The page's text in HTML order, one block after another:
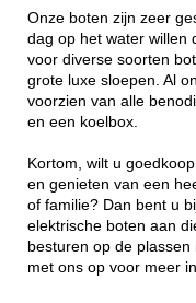
Onze boten zijn zeer
dag op het water willen
voor diverse soorten
grote luxe sloepen. Al
voorzien van alle
en een koelbox.
Kortom, wilt u
en genieten van een
of familie? Dan bent u
elektrische boten aan
besturen op de
met ons op voor meer